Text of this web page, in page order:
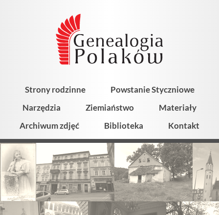
Strony rodzinne
Powstanie Styczniowe
Narzędzia
Ziemiaństwo
Materiały
Archiwum zdjęć
Biblioteka Kontakt